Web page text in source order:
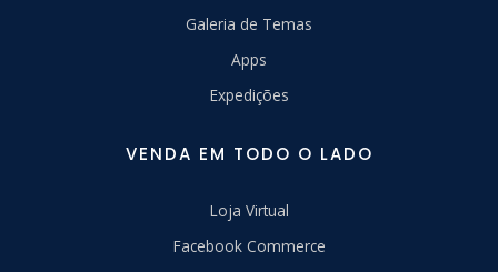
Galeria de Temas
Apps
Expedições
VENDA EM TODO O LADO
Loja Virtual
Facebook Commerce